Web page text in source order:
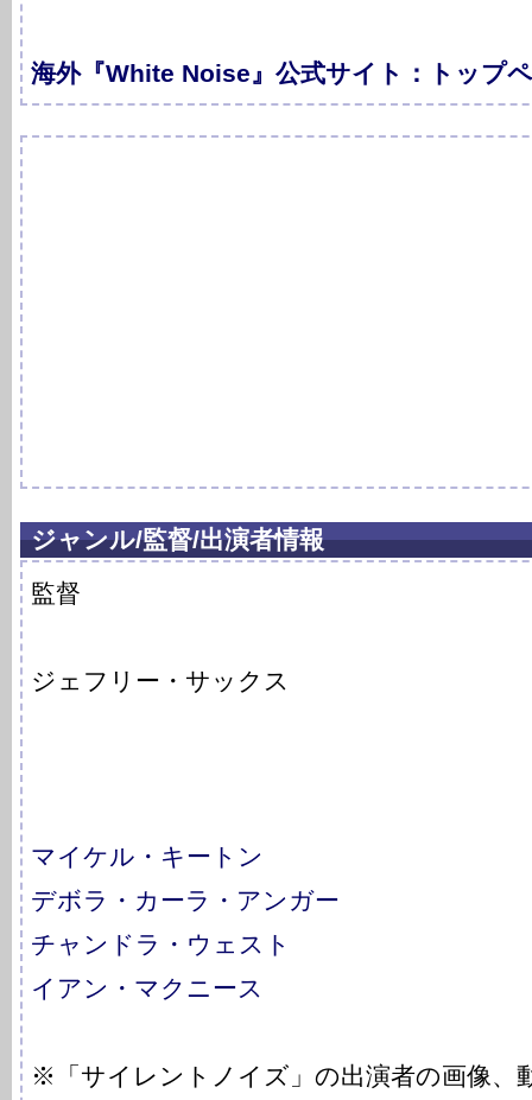
海外『White Noise』公式サイト：トップ
ジャンル/監督/出演者情報
監督
ジェフリー・サックス
マイケル・キートン
デボラ・カーラ・アンガー
チャンドラ・ウェスト
イアン・マクニース
※「サイレントノイズ」の出演者の画像、